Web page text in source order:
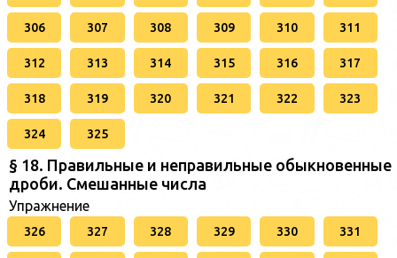
306 307 308 309 310 311
312 313 314 315 316 317
318 319 320 321 322 323
324 325
§ 18. Правильные и неправильные обыкновенные
дроби. Смешанные числа
Упражнение
326 327 328 329 330 331